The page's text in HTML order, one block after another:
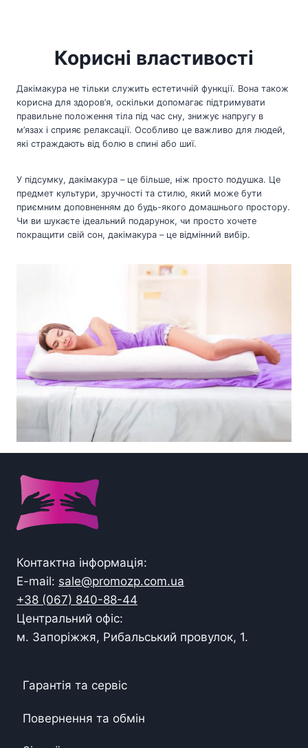
Корисні властивості
Дакімакура не тільки служить естетичній функції. Вона також
корисна для здоров’я, оскільки допомагає підтримувати
правильне положення тіла під час сну, знижує напругу в
м’язах і сприяє релаксації. Особливо це важливо для людей,
які страждають від болю в спині або шиї.
У підсумку, дакімакура – це більше, ніж просто подушка. Це
предмет культури, зручності та стилю, який може бути
приємним доповненням до будь-якого домашнього простору.
Чи ви шукаєте ідеальний подарунок, чи просто хочете
покращити свій сон, дакімакура – це відмінний вибір.
Контактна інформація:
E-mail: sale@promozp.com.ua
+38 (067) 840-88-44
Центральний офіс:
м. Запоріжжя, Рибальський провулок, 1.
Гарантія та сервіс
Повернення та обмін